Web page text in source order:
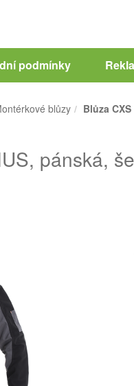
podmínky
blůzy Blůza
pánská,